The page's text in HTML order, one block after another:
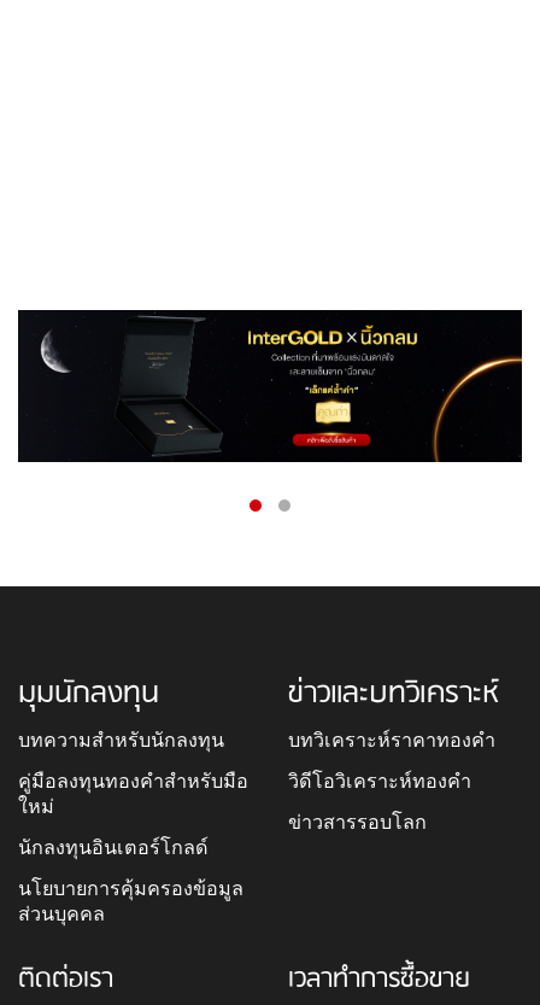
มุมนักลงทุน
บทความสำหรับนักลงทุน
คู่มือลงทุนทองคำสำหรับมือ
ใหม่
นักลงทุนอินเตอร์โกลด์
นโยบายการคุ้มครองข้อมูล
ส่วนบุคคล
ข่าวและบทวิเคราะห์
บทวิเคราะห์ราคาทองคำ
วิดีโอวิเคราะห์ทองคำ
ข่าวสารรอบโลก
ติดต่อเรา เวลาทำการซื้อขาย